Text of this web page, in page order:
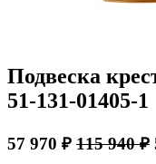
Подвеска
51-131-01405-1
57 970 ₽ 115 940 ₽